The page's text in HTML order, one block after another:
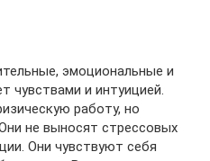
эмоциональные и
чувствами и интуицией.
работу, но
не выносят стрессовых
Они чувствуют себя